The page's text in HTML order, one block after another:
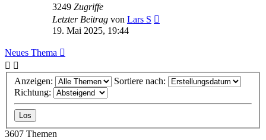
3249 Zugriffe
Letzter Beitrag von Lars S
19. Mai 2025, 19:44
Neues Thema
Anzeigen:
Sortiere nach:
Richtung:
3607 Themen